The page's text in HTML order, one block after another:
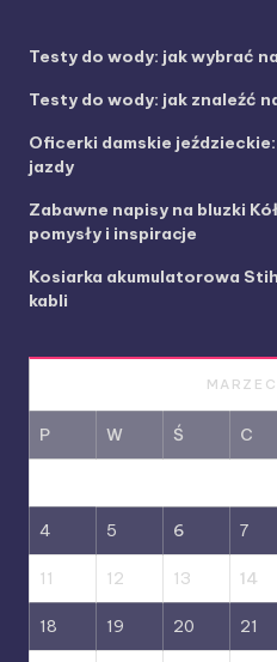
Testy do wody: jak wybrać
Testy do wody: jak znaleźć
Oficerki damskie
jazdy
Zabawne napisy na bluzki
pomysły i inspiracje
Kosiarka akumulatorowa
kabli
P W Ś C
4 5 6 7
11 12 13 14
18 19 20 21